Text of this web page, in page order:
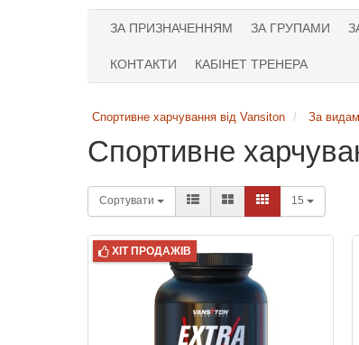
ЗА ПРИЗНАЧЕННЯМ ЗА ГРУПАМИ
КОНТАКТИ КАБІНЕТ ТРЕНЕРА
Спортивне харчування від Vansiton За
Спортивне
Сортувати 15
ХІТ ПРОДАЖІВ